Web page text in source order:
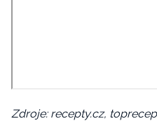
Zdroje: recepty.cz,